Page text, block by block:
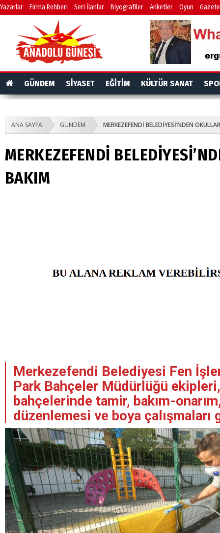
Yazarlar Firma Rehberi Seri İlanlar Biyografiler Anketler Oyun
GÜNDEM SİYASET EĞİTİM KÜLTÜR SANAT
ANA SAYFA GÜNDEM MERKEZEFENDİ BELEDİYESİ’NDEN
MERKEZEFENDİ
BAKIM
Merkezefendi Belediyesi Fen
Park Bahçeler Müdürlüğü
bahçelerinde tamir, bakım-
düzenlemesi ve boya